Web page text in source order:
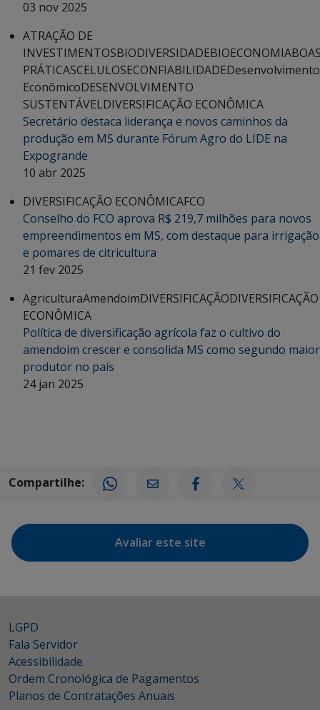
03 nov 2025
ATRAÇÃO DE
INVESTIMENTOSBIODIVERSIDADEBIOECONOMIA
PRÁTICASCELULOSECONFIABILIDADEDesenvolvimento
EconômicoDESENVOLVIMENTO
SUSTENTÁVELDIVERSIFICAÇÃO ECONÔMICA
Secretário destaca liderança e novos caminhos da
produção em MS durante Fórum Agro do LIDE na
Expogrande
10 abr 2025
DIVERSIFICAÇÃO ECONÔMICAFCO
Conselho do FCO aprova R$ 219,7 milhões para novos
empreendimentos em MS, com destaque para irrigação
e pomares de citricultura
21 fev 2025
AgriculturaAmendoimDIVERSIFICAÇÃODIVERSIFICAÇÃO
ECONÔMICA
Política de diversificação agrícola faz o cultivo do
amendoim crescer e consolida MS como segundo maior
produtor no país
24 jan 2025
Compartilhe:
Avaliar este site
LGPD
Fala Servidor
Acessibilidade
Ordem Cronológica de Pagamentos
Planos de Contratações Anuais